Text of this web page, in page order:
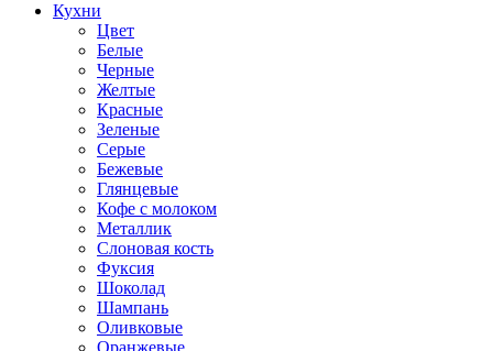
Кухни
Цвет
Белые
Черные
Желтые
Красные
Зеленые
Серые
Бежевые
Глянцевые
Кофе с молоком
Металлик
Слоновая кость
Фуксия
Шоколад
Шампань
Оливковые
Оранжевые